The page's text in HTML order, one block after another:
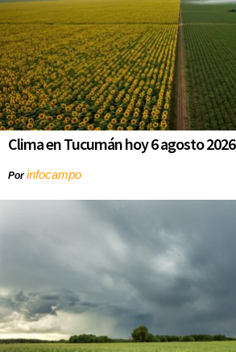
Clima en Tucumán hoy 6 agosto 2026
Porinfocampo